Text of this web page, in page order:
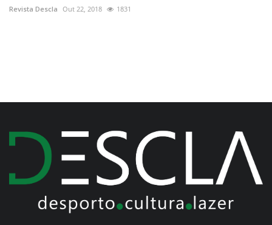
Revista Descla Out 22, 2018 1831